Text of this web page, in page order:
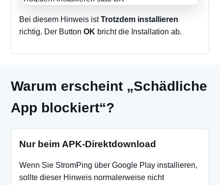
Bei diesem Hinweis istTrotzdem installieren
richtig. Der Button OK bricht die Installation ab.
Warum erscheint „Schädliche
App blockiert“?
Nur beim APK-Direktdownload
Wenn Sie StromPing über Google Play installieren,
sollte dieser Hinweis normalerweise nicht